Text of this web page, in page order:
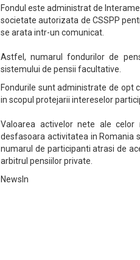
Fondul este administrat de
societate autorizata de CSSPP
se arata intr-un comunicat.
Astfel, numarul fondurilor de
sistemului de pensii facultative.
Fondurile sunt administrate de opt
in scopul protejarii intereselor
Valoarea activelor nete ale
desfasoara activitatea in Romania
numarul de participanti atrasi de
arbitrul pensiilor private.
NewsIn